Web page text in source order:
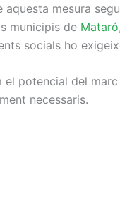
aquesta mesura
municipis de Mataró
socials ho
potencial del
necessaris.